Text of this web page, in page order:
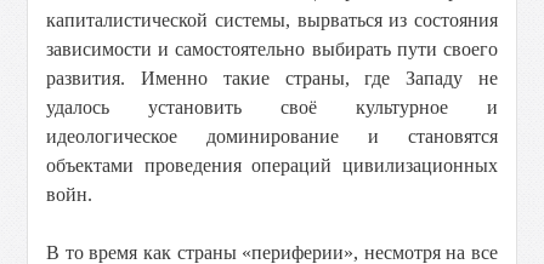
капиталистической системы, вырваться из состояния
зависимости и самостоятельно выбирать пути своего
развития. Именно такие страны, где Западу не
удалось установить своё культурное и
идеологическое доминирование и становятся
объектами проведения операций цивилизационных
войн.
В то время как страны «периферии», несмотря на все